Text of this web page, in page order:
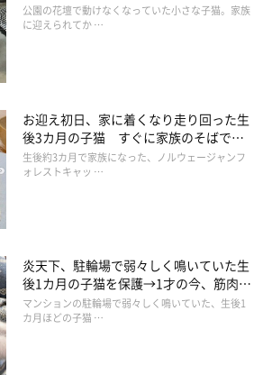
と“姉妹”のような関係に
公園の花壇で動けなくなっていた小さな子猫。家族
に迎えられてか …
お迎え初日、家に着くなり走り回った生
後3カ月の子猫 すぐに家族のそばで落
ち着く姿に「迎えてよかった」
生後約3カ月で家族になった、ノルウェージャンフ
ォレストキャッ …
炎天下、駐輪場で弱々しく鳴いていた生
後1カ月の子猫を保護→1才の今、筋肉質
でツンデレなコに成長
マンションの駐輪場で弱々しく鳴いていた、生後1
カ月ほどの子猫 …